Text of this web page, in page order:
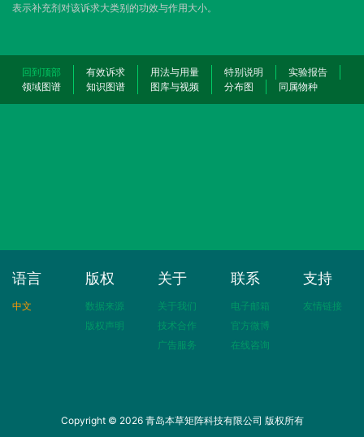
表示补充剂对该诉求大类别的功效与作用大小。
回到顶部 有效诉求 用法与用量 特别说明
实验报告
领域图谱
知识图谱 图库与视频 分布图 同属物种
语言
中文
版权
数据来源
版权声明
关于
关于我们
技术合作
广告服务
联系
电子邮箱
官方微博
在线咨询
支持
友情链接
Copyright © 2026 青岛本草矩阵科技有限公司 版权所有